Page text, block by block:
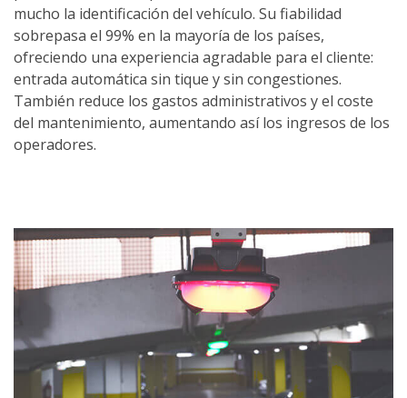
mucho la identificación del vehículo. Su fiabilidad
sobrepasa el 99% en la mayoría de los países,
ofreciendo una experiencia agradable para el cliente:
entrada automática sin tique y sin congestiones.
También reduce los gastos administrativos y el coste
del mantenimiento, aumentando así los ingresos de los
operadores.